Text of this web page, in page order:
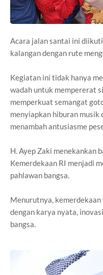
Acara jalan santai ini
kalangan dengan rute
Kegiatan ini tidak hanya
wadah untuk mempererat
memperkuat semangat
menyiapkan hiburan musik
menambah antusiasme
H. Ayep Zaki menekankan
Kemerdekaan RI menjadi
pahlawan bangsa.
Menurutnya,
dengan karya nyata,
bangsa.